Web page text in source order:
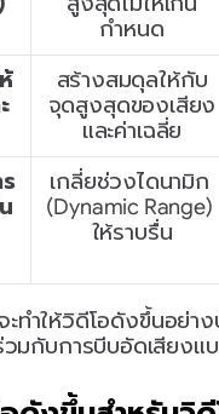
กำหนด
สร้างสมดุลให้กับ
จุดสูงสุดของเสียง
และค่าเฉลี่ย
เกลี่ยช่วงไดนามิก
(Dynamic Range)
ให้ราบรื่น
ำให้วิดีโอดังขึ้นอย่าง
วมกับการบีบอัดเสียงแ